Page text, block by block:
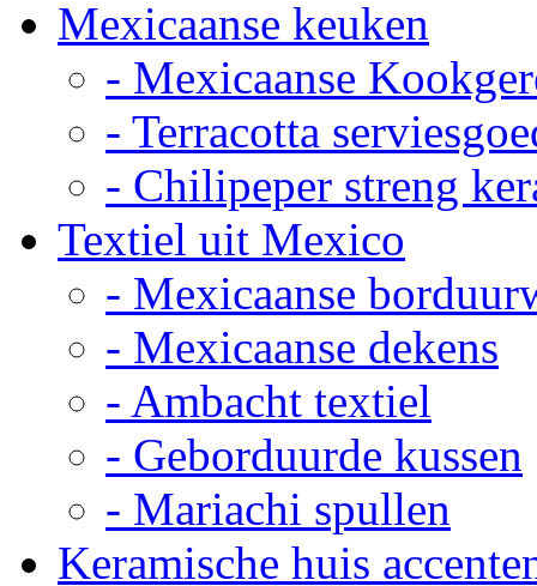
Mexicaanse keuken
- Mexicaanse
- Terracotta
- Chilipeper streng
Textiel uit Mexico
- Mexicaanse
- Mexicaanse dekens
- Ambacht textiel
- Geborduurde kussen
- Mariachi spullen
Keramische huis